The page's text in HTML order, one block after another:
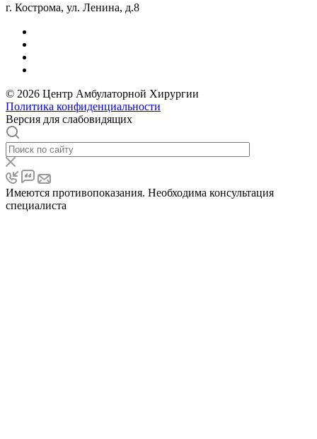
г. Кострома, ул. Ленина, д.8
© 2026 Центр Амбулаторной Хирургии
Политика конфиденциальности
Версия для слабовидящих
Имеются противопоказания. Необходима консультация
специалиста